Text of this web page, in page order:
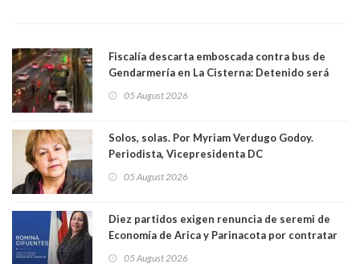
Fiscalía descarta emboscada contra bus de
Gendarmería en La Cisterna: Detenido será
05 August 2026
Solos, solas. Por Myriam Verdugo Godoy.
Periodista, Vicepresidenta DC
05 August 2026
Diez partidos exigen renuncia de seremi de
Economía de Arica y Parinacota por contratar
05 August 2026